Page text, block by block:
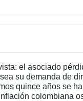
el asociado
su demanda de
quince años se
colombiana